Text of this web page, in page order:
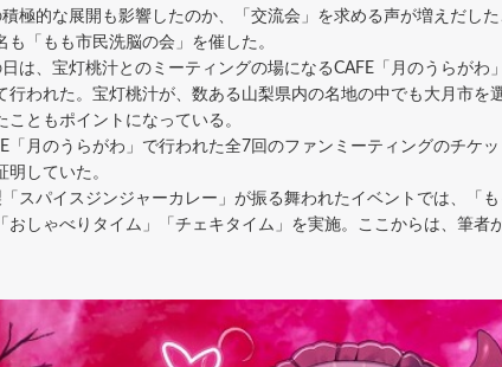
極的な展開も影響したのか、「交流会」を求める声が増えだし
も「もも市民洗脳の会」を催した。
は、宝灯桃汁とのミーティングの場になるCAFE「月のうらが
行われた。宝灯桃汁が、数ある山梨県内の名地の中でも大月市
こともポイントになっている。
「月のうらがわ」で行われた全7回のファンミーティングのチケ
明していた。
スパイスジンジャーカレー」が振る舞われたイベントでは、「
おしゃべりタイム」「チェキタイム」を実施。ここからは、筆